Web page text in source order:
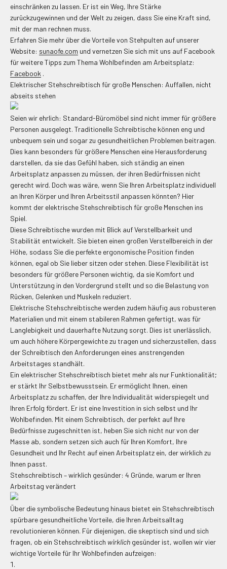
einschränken zu lassen. Er ist ein Weg, Ihre Stärke
zurückzugewinnen und der Welt zu zeigen, dass Sie eine Kraft sind,
mit der man rechnen muss.
Erfahren Sie mehr über die Vorteile von Stehpulten auf unserer
Website: sunaofe.com und vernetzen Sie sich mit uns auf Facebook
für weitere Tipps zum Thema Wohlbefinden am Arbeitsplatz:
Facebook .
Elektrischer Stehschreibtisch für große Menschen: Auffallen, nicht
abseits stehen
Seien wir ehrlich: Standard-Büromöbel sind nicht immer für größere
Personen ausgelegt. Traditionelle Schreibtische können eng und
unbequem sein und sogar zu gesundheitlichen Problemen beitragen.
Dies kann besonders für größere Menschen eine Herausforderung
darstellen, da sie das Gefühl haben, sich ständig an einen
Arbeitsplatz anpassen zu müssen, der ihren Bedürfnissen nicht
gerecht wird. Doch was wäre, wenn Sie Ihren Arbeitsplatz individuell
an Ihren Körper und Ihren Arbeitsstil anpassen könnten? Hier
kommt der elektrische Stehschreibtisch für große Menschen ins
Spiel.
Diese Schreibtische wurden mit Blick auf Verstellbarkeit und
Stabilität entwickelt. Sie bieten einen großen Verstellbereich in der
Höhe, sodass Sie die perfekte ergonomische Position finden
können, egal ob Sie lieber sitzen oder stehen. Diese Flexibilität ist
besonders für größere Personen wichtig, da sie Komfort und
Unterstützung in den Vordergrund stellt und so die Belastung von
Rücken, Gelenken und Muskeln reduziert.
Elektrische Stehschreibtische werden zudem häufig aus robusteren
Materialien und mit einem stabileren Rahmen gefertigt, was für
Langlebigkeit und dauerhafte Nutzung sorgt. Dies ist unerlässlich,
um auch höhere Körpergewichte zu tragen und sicherzustellen, dass
der Schreibtisch den Anforderungen eines anstrengenden
Arbeitstages standhält.
Ein elektrischer Stehschreibtisch bietet mehr als nur Funktionalität;
er stärkt Ihr Selbstbewusstsein. Er ermöglicht Ihnen, einen
Arbeitsplatz zu schaffen, der Ihre Individualität widerspiegelt und
Ihren Erfolg fördert. Er ist eine Investition in sich selbst und Ihr
Wohlbefinden. Mit einem Schreibtisch, der perfekt auf Ihre
Bedürfnisse zugeschnitten ist, heben Sie sich nicht nur von der
Masse ab, sondern setzen sich auch für Ihren Komfort, Ihre
Gesundheit und Ihr Recht auf einen Arbeitsplatz ein, der wirklich zu
Ihnen passt.
Stehschreibtisch – wirklich gesünder: 4 Gründe, warum er Ihren
Arbeitstag verändert
Über die symbolische Bedeutung hinaus bietet ein Stehschreibtisch
spürbare gesundheitliche Vorteile, die Ihren Arbeitsalltag
revolutionieren können. Für diejenigen, die skeptisch sind und sich
fragen, ob ein Stehschreibtisch wirklich gesünder ist, wollen wir vier
wichtige Vorteile für Ihr Wohlbefinden aufzeigen: